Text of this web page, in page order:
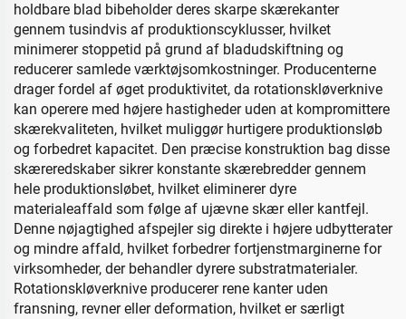
holdbare blad bibeholder deres skarpe skærekanter
gennem tusindvis af produktionscyklusser, hvilket
minimerer stoppetid på grund af bladudskiftning og
reducerer samlede værktøjsomkostninger. Producenterne
drager fordel af øget produktivitet, da rotationskløverknive
kan operere med højere hastigheder uden at kompromittere
skærekvaliteten, hvilket muliggør hurtigere produktionsløb
og forbedret kapacitet. Den præcise konstruktion bag disse
skæreredskaber sikrer konstante skærebredder gennem
hele produktionsløbet, hvilket eliminerer dyre
materialeaffald som følge af ujævne skær eller kantfejl.
Denne nøjagtighed afspejler sig direkte i højere udbytterater
og mindre affald, hvilket forbedrer fortjenstmarginerne for
virksomheder, der behandler dyrere substratmaterialer.
Rotationskløverknive producerer rene kanter uden
fransning, revner eller deformation, hvilket er særligt